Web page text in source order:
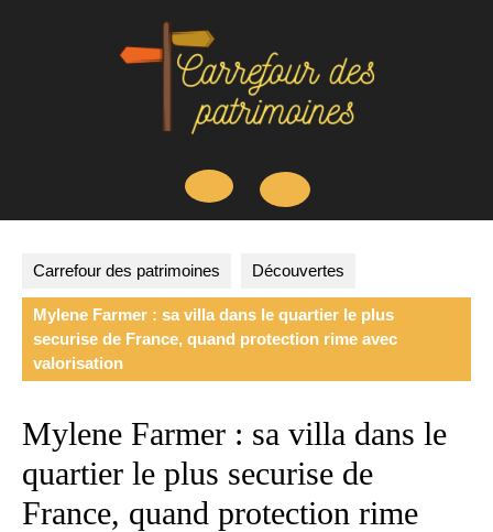
Open
Button
Carrefour des patrimoines Découvertes
Mylene Farmer : sa villa dans le quartier le plus
securise de France, quand protection rime avec
valorisation
Mylene Farmer : sa villa dans le
quartier le plus securise de
France, quand protection rime